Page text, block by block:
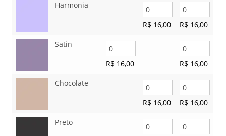
Harmonia
R$ 16,00 R$ 16,00
Satin
R$ 16,00 R$ 16,00
Chocolate
R$ 16,00 R$ 16,00
Preto